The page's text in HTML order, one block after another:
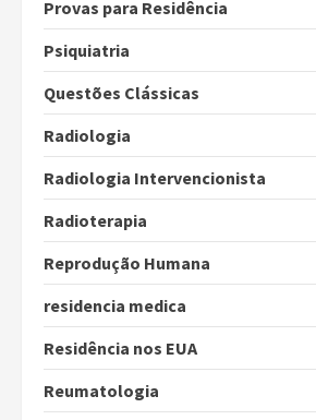
Provas para Residência
Psiquiatria
Questões Clássicas
Radiologia
Radiologia Intervencionista
Radioterapia
Reprodução Humana
residencia medica
Residência nos EUA
Reumatologia